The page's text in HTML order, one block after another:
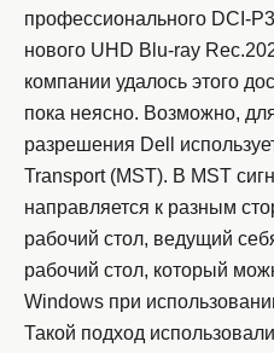
профессионального DCI-
нового UHD Blu-ray
компании удалось этого
пока неясно. Возможно,
разрешения Dell
Transport (MST). В MST
направляется к разным
рабочий стол, ведущий
рабочий стол, который
Windows при
Такой подход